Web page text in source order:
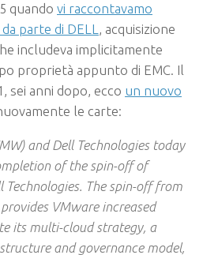
quando vi raccontavamo
parte di DELL , acquisizione
includeva implicitamente
proprietà appunto di EMC. Il
sei anni dopo, ecco un nuovo
le carte:
and Dell Technologies today
of the spin-off of
Technologies. The spin-off from
VMware increased
its multi-cloud strategy, a
and governance model,